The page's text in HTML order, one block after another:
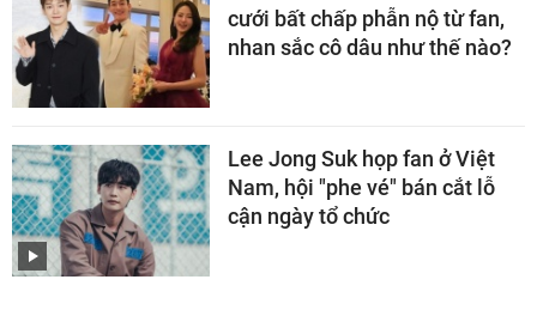
cưới bất chấp phẫn nộ từ fan,
nhan sắc cô dâu như thế nào?
Lee Jong Suk họp fan ở Việt
Nam, hội "phe vé" bán cắt lỗ
cận ngày tổ chức